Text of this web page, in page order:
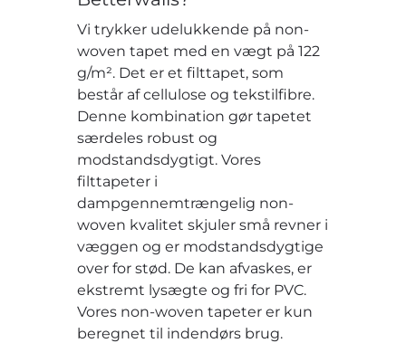
Vi trykker udelukkende på non-
woven tapet med en vægt på 122
g/m². Det er et filttapet, som
består af cellulose og tekstilfibre.
Denne kombination gør tapetet
særdeles robust og
modstandsdygtigt. Vores
filttapeter i
dampgennemtrængelig non-
woven kvalitet skjuler små revner i
væggen og er modstandsdygtige
over for stød. De kan afvaskes, er
ekstremt lysægte og fri for PVC.
Vores non-woven tapeter er kun
beregnet til indendørs brug.